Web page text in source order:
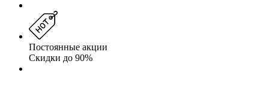
Постоянные акции
Скидки до 90%